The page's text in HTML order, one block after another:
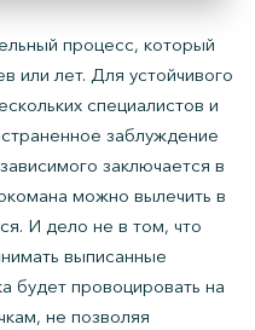
процесс, который
или лет. Для устойчивого
специалистов и
заблуждение
заключается в
можно вылечить в
И дело не в том, что
выписанные
будет провоцировать на
не позволяя